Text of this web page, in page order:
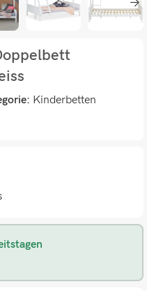
Kinderbetten